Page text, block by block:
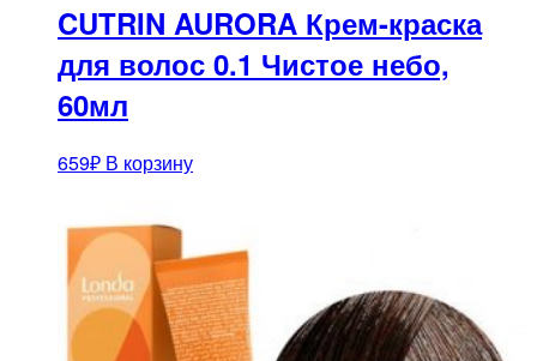
CUTRIN AURORA Крем-краска
для волос 0.1 Чистое небо,
60мл
659₽ В корзину